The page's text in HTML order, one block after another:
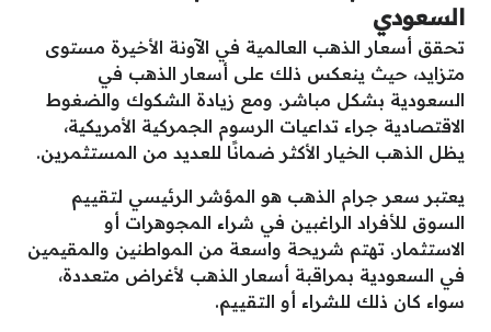
السعودي
تحقق أسعار الذهب العالمية في الآونة الأخيرة مستوى
متزايد، حيث ينعكس ذلك على أسعار الذهب في
السعودية بشكل مباشر. ومع زيادة الشكوك والضغوط
الاقتصادية جراء تداعيات الرسوم الجمركية الأمريكية،
يظل الذهب الخيار الأكثر ضمانًا للعديد من المستثمرين.
يعتبر سعر جرام الذهب هو المؤشر الرئيسي لتقييم
السوق للأفراد الراغبين في شراء المجوهرات أو
الاستثمار. تهتم شريحة واسعة من المواطنين والمقيمين
في السعودية بمراقبة أسعار الذهب لأغراض متعددة،
سواء كان ذلك للشراء أو التقييم.